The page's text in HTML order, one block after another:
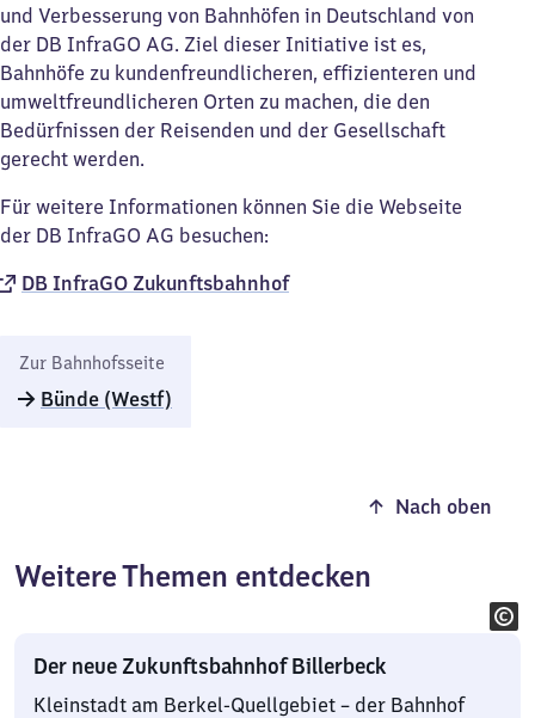
und Verbesserung von Bahnhöfen in Deutschland von
der DB InfraGO AG. Ziel dieser Initiative ist es,
Bahnhöfe zu kundenfreundlicheren, effizienteren und
umweltfreundlicheren Orten zu machen, die den
Bedürfnissen der Reisenden und der Gesellschaft
gerecht werden.
Für weitere Informationen können Sie die Webseite
der DB InfraGO AG besuchen:
DB InfraGO Zukunftsbahnhof​
Zur Bahnhofsseite
Bünde (Westf)
Nach oben
Weitere Themen entdecken
Der neue Zukunftsbahnhof Billerbeck
Kleinstadt am Berkel-Quellgebiet – der Bahnhof